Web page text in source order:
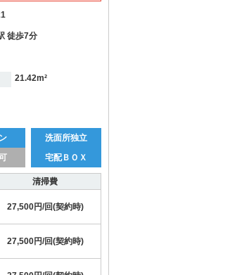
徒歩7分
21.42m²
洗面所独立
宅配ＢＯＸ
清掃費
27,500円/回(契約時)
27,500円/回(契約時)